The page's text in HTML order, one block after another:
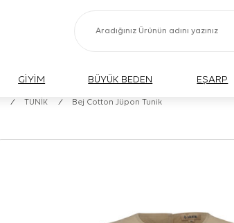
GİYİM BÜYÜK BEDEN EŞARP
/ TUNİK / Bej Cotton Jüpon Tunik